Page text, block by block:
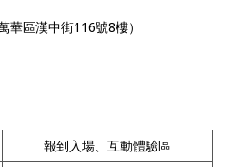
華區漢中街116號8樓）
報到入場、互動體驗區